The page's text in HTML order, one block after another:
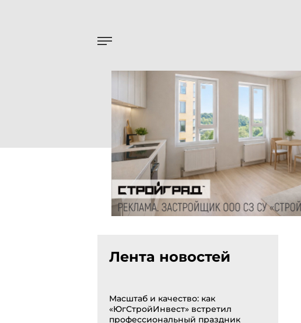
Лента новостей
Масштаб и качество: как
«ЮгСтройИнвест» встретил
профессиональный праздник